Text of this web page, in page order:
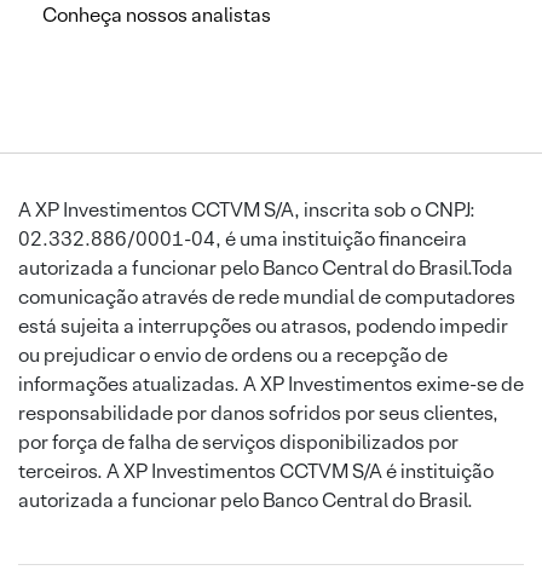
Conheça nossos analistas
A XP Investimentos CCTVM S/A, inscrita sob o CNPJ:
02.332.886/0001-04, é uma instituição financeira
autorizada a funcionar pelo Banco Central do Brasil.Toda
comunicação através de rede mundial de computadores
está sujeita a interrupções ou atrasos, podendo impedir
ou prejudicar o envio de ordens ou a recepção de
informações atualizadas. A XP Investimentos exime-se de
responsabilidade por danos sofridos por seus clientes,
por força de falha de serviços disponibilizados por
terceiros. A XP Investimentos CCTVM S/A é instituição
autorizada a funcionar pelo Banco Central do Brasil.